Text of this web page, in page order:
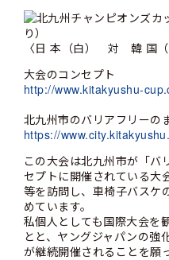
〈日 本（白） 対 韓 国（
大会のコンセプト
http://www.kitakyushu-
北九州市のバリアフリーの
https://
この大会は北九州市が「バ
セプトに開催されている大
等を訪問し、車椅子バスケ
めています。
私個人としても国際大会を
とと、ヤングジャパンの強
が継続開催されることを願